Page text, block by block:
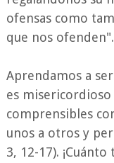
ofensas como
que nos ofenden".
Aprendamos a
es
comprensibles
unos a otros y
3, 12-17).